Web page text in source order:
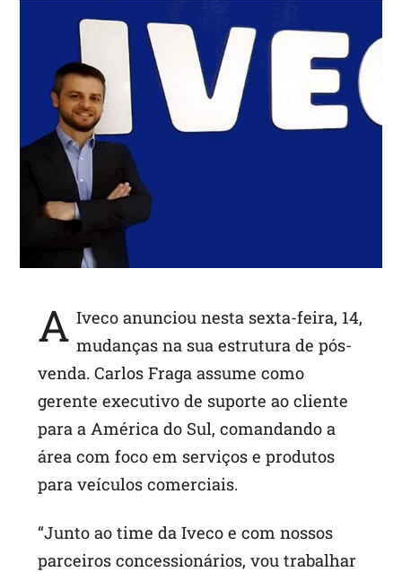
s
A
p
p
A Iveco anunciou nesta sexta-feira, 14,
mudanças na sua estrutura de pós-
venda. Carlos Fraga assume como
gerente executivo de suporte ao cliente
para a América do Sul, comandando a
área com foco em serviços e produtos
para veículos comerciais.
“Junto ao time da Iveco e com nossos
parceiros concessionários, vou trabalhar